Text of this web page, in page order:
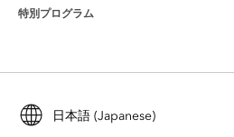
Esri Young Professionals Network
ロケーション インテリジェンス
トレーニング
ArcUser
Esri について
採用情報
特別プログラム
ArcGIS for Student Use
日本語 (Japanese)